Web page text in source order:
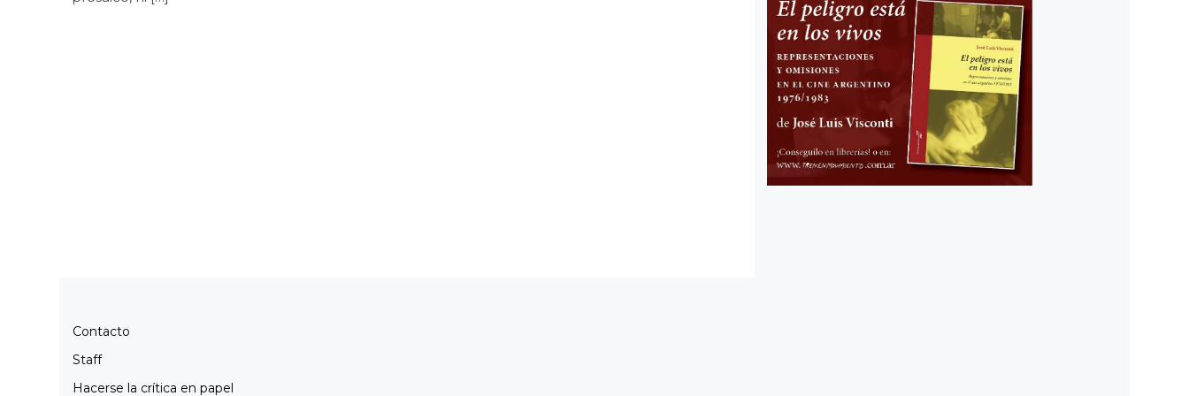
Contacto
Staff
Hacerse la crítica en papel